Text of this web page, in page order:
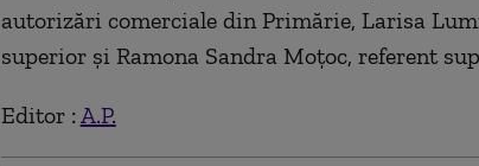
autorizări comerciale din Primărie, Larisa
superior și Ramona Sandra Moţoc, referent
Editor : A.P.